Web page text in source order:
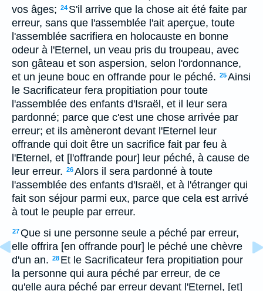
vos âges; 24 S'il arrive que la chose ait été faite par
erreur, sans que l'assemblée l'ait aperçue, toute
l'assemblée sacrifiera en holocauste en bonne
odeur à l'Eternel, un veau pris du troupeau, avec
son gâteau et son aspersion, selon l'ordonnance,
et un jeune bouc en offrande pour le péché. 25Ainsi
le Sacrificateur fera propitiation pour toute
l'assemblée des enfants d'Israël, et il leur sera
pardonné; parce que c'est une chose arrivée par
erreur; et ils amèneront devant l'Eternel leur
offrande qui doit être un sacrifice fait par feu à
l'Eternel, et [l'offrande pour] leur péché, à cause de
leur erreur. 26Alors il sera pardonné à toute
l'assemblée des enfants d'Israël, et à l'étranger qui
fait son séjour parmi eux, parce que cela est arrivé
à tout le peuple par erreur.
27Que si une personne seule a péché par erreur,
elle offrira [en offrande pour] le péché une chèvre
d'un an. 28 Et le Sacrificateur fera propitiation pour
la personne qui aura péché par erreur, de ce
qu'elle aura péché par erreur devant l'Eternel, [et]